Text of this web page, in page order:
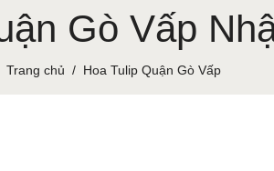
Gò Vấp
Trang chủ Hoa Tulip Quận Gò Vấp